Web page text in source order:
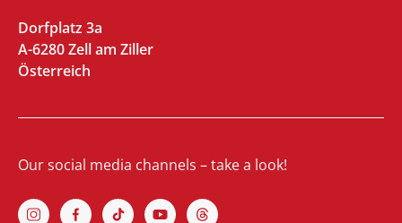
Dorfplatz 3a
A-6280 Zell am Ziller
Österreich
Our social media channels – take a look!